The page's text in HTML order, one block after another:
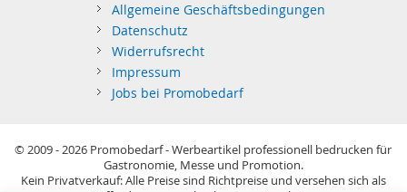
Allgemeine Geschäftsbedingungen
Datenschutz
Widerrufsrecht
Impressum
Jobs bei Promobedarf
© 2009 - 2026 Promobedarf - Werbeartikel professionell bedrucken für
Gastronomie, Messe und Promotion.
Kein Privatverkauf: Alle Preise sind Richtpreise und versehen sich als